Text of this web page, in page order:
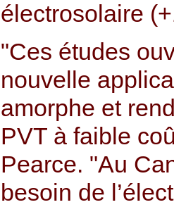
électrosolaire
"Ces études
nouvelle
amorphe et
PVT à faible
Pearce. "Au
besoin de